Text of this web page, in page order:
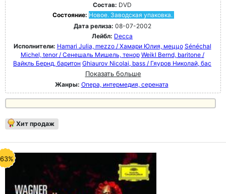
Состав: DVD
Состояние: Новое. Заводская упаковка.
Дата релиза: 08-07-2002
Лейбл: Decca
Исполнители: Hamari Julia, mezzo / Хамари Юлия, меццо Sénéchal
Michel, tenor / Сенешаль Мишель, тенор Weikl Bernd, baritone /
Вайкль Бернд, баритон Ghiaurov Nicolai, bass / Гяуров Николай, бас
Показать больше
Жанры: Опера, интермедия, серената
Хит продаж